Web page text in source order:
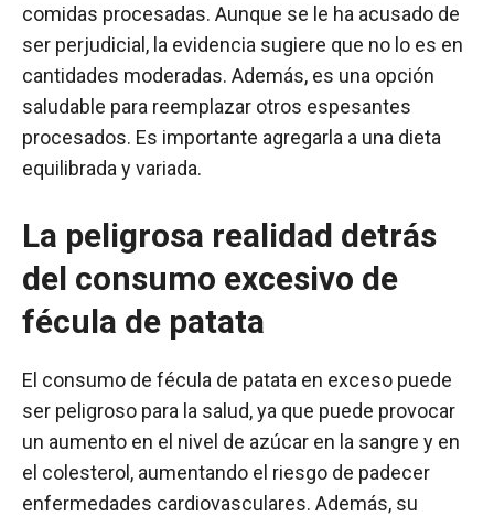
comidas procesadas. Aunque se le ha acusado de
ser perjudicial, la evidencia sugiere que no lo es en
cantidades moderadas. Además, es una opción
saludable para reemplazar otros espesantes
procesados. Es importante agregarla a una dieta
equilibrada y variada.
La peligrosa realidad detrás
del consumo excesivo de
fécula de patata
El consumo de fécula de patata en exceso puede
ser peligroso para la salud, ya que puede provocar
un aumento en el nivel de azúcar en la sangre y en
el colesterol, aumentando el riesgo de padecer
enfermedades cardiovasculares. Además, su